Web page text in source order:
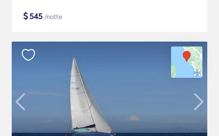
$545 /notte